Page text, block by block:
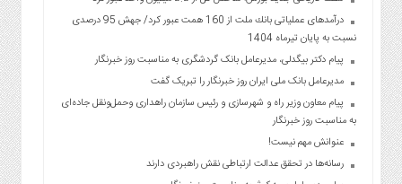
درآمدهای عملیاتی بانك ملت از 160 همت عبور كرد/ جهش 95 درصدی
نسبت به پایان تیرماه 1404
پیام دکتر بیگدلی، مدیرعامل بانک گردشگری به مناسبت روز خبرنگار
مدیرعامل بانک ملی ایران روز خبرنگار را تبریک گفت
پیام معاون وزیر راه و شهرسازی و رئیس سازمان راهداری وحمل‌ونقل جاده‌ای
به مناسبت روز خبرنگار
عنوانش مهم نیست!
رسانه‌ها در تحقق عدالت ارتباطی نقش راهبردی دارند